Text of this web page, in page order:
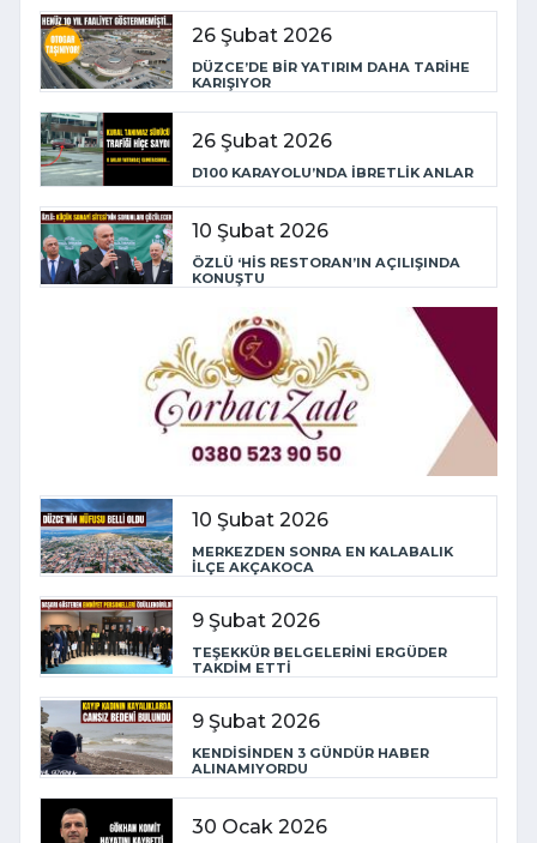
26 Şubat 2026
DÜZCE’DE BİR YATIRIM DAHA TARİHE
KARIŞIYOR
26 Şubat 2026
D100 KARAYOLU’NDA İBRETLİK ANLAR
10 Şubat 2026
ÖZLÜ ‘HİS RESTORAN’IN AÇILIŞINDA
KONUŞTU
10 Şubat 2026
MERKEZDEN SONRA EN KALABALIK
İLÇE AKÇAKOCA
9 Şubat 2026
TEŞEKKÜR BELGELERİNİ ERGÜDER
TAKDİM ETTİ
9 Şubat 2026
KENDİSİNDEN 3 GÜNDÜR HABER
ALINAMIYORDU
30 Ocak 2026